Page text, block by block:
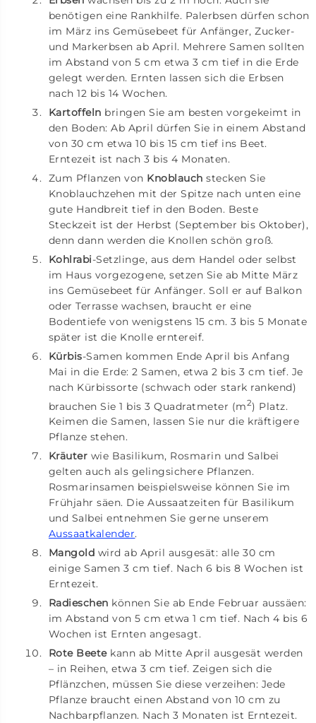
benötigen eine Rankhilfe. Palerbsen dürfen schon
im März ins Gemüsebeet für Anfänger, Zucker-
und Markerbsen ab April. Mehrere Samen sollten
im Abstand von 5 cm etwa 3 cm tief in die Erde
gelegt werden. Ernten lassen sich die Erbsen
nach 12 bis 14 Wochen.
Kartoffeln bringen Sie am besten vorgekeimt in
den Boden: Ab April dürfen Sie in einem Abstand
von 30 cm etwa 10 bis 15 cm tief ins Beet.
Erntezeit ist nach 3 bis 4 Monaten.
Zum Pflanzen von Knoblauch stecken Sie
Knoblauchzehen mit der Spitze nach unten eine
gute Handbreit tief in den Boden. Beste
Steckzeit ist der Herbst (September bis Oktober),
denn dann werden die Knollen schön groß.
Kohlrabi-Setzlinge, aus dem Handel oder selbst
im Haus vorgezogene, setzen Sie ab Mitte März
ins Gemüsebeet für Anfänger. Soll er auf Balkon
oder Terrasse wachsen, braucht er eine
Bodentiefe von wenigstens 15 cm. 3 bis 5 Monate
später ist die Knolle erntereif.
Kürbis-Samen kommen Ende April bis Anfang
Mai in die Erde: 2 Samen, etwa 2 bis 3 cm tief. Je
nach Kürbissorte (schwach oder stark rankend)
brauchen Sie 1 bis 3 Quadratmeter (m2) Platz.
Keimen die Samen, lassen Sie nur die kräftigere
Pflanze stehen.
Kräuter wie Basilikum, Rosmarin und Salbei
gelten auch als gelingsichere Pflanzen.
Rosmarinsamen beispielsweise können Sie im
Frühjahr säen. Die Aussaatzeiten für Basilikum
und Salbei entnehmen Sie gerne unserem
Aussaatkalender.
Mangold wird ab April ausgesät: alle 30 cm
einige Samen 3 cm tief. Nach 6 bis 8 Wochen ist
Erntezeit.
Radieschen können Sie ab Ende Februar aussäen:
im Abstand von 5 cm etwa 1 cm tief. Nach 4 bis 6
Wochen ist Ernten angesagt.
Rote Beetekann ab Mitte April ausgesät werden
– in Reihen, etwa 3 cm tief. Zeigen sich die
Pflänzchen, müssen Sie diese verzeihen: Jede
Pflanze braucht einen Abstand von 10 cm zu
Nachbarpflanzen. Nach 3 Monaten ist Erntezeit.